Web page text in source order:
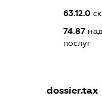
63.12.0
74.87
послуг
dossier.tax